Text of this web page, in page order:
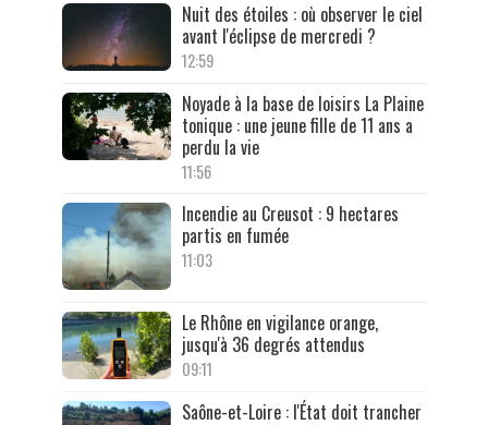
Nuit des étoiles : où observer le ciel
avant l'éclipse de mercredi ?
12:59
Noyade à la base de loisirs La Plaine
tonique : une jeune fille de 11 ans a
perdu la vie
11:56
Incendie au Creusot : 9 hectares
partis en fumée
11:03
Le Rhône en vigilance orange,
jusqu'à 36 degrés attendus
09:11
Saône-et-Loire : l'État doit trancher